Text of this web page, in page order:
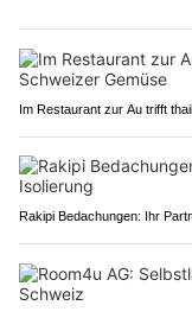
Im Restaurant zur Au trifft
Rakipi Bedachungen: Ihr